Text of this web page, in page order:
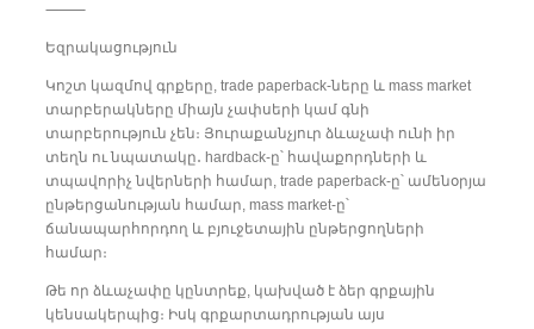
⸻
Եզրակացություն
Կոշտ կազմով գրքերը, trade paperback-ները և mass market
տարբերակները միայն չափսերի կամ գնի
տարբերություն չեն։ Յուրաքանչյուր ձևաչափ ունի իր
տեղն ու նպատակը․ hardback-ը՝ հավաքորդների և
տպավորիչ նվերների համար, trade paperback-ը՝ ամենօրյա
ընթերցանության համար, mass market-ը՝
ճանապարհորդող և բյուջետային ընթերցողների
համար։
Թե որ ձևաչափը կընտրեք, կախված է ձեր գրքային
կենսակերպից։ Իսկ գրքարտադրության այս